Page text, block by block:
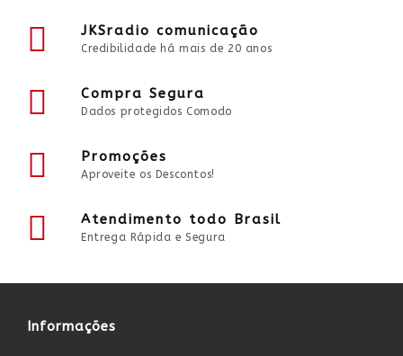
JKSradio comunicação
Credibilidade há mais de 20 anos
Compra Segura
Dados protegidos Comodo
Promoções
Aproveite os Descontos!
Atendimento todo Brasil
Entrega Rápida e Segura
Informações